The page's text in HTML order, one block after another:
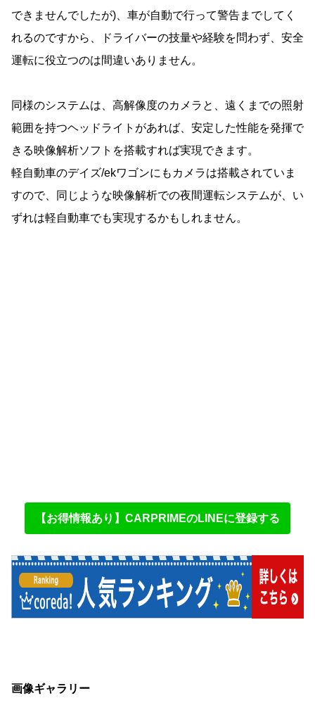
できませんでしたが)、車が自動で行って警告までしてく
れるのですから、ドライバーの技量や経験を問わず、安全
運転に役立つのは間違いありません。
同様のシステムは、高解像度のカメラと、遠くまでの照射
範囲を持つヘッドライトがあれば、安定した性能を発揮で
きる映像解析ソフトを搭載すれば実現できます。
軽自動車のデイズ/ekワゴンにもカメラは搭載されていま
すので、同じような映像解析での夜間運転システムが、い
ずれは軽自動車でも実現するかもしれません。
【お得情報あり】CARPRIMEのLINEに登録する
画像ギャラリー